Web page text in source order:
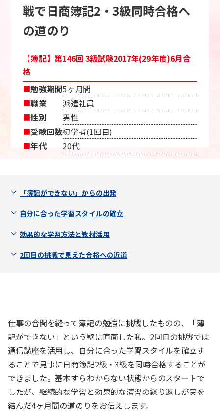
戦で日商簿記2・3級同時合格へ
の道のり
【簿記】第146回 3級試験2017年(29年度)6月合
格
■勉強期間5ヶ月間
■職業
派遣社員
■性別
男性
■受験回数初学者(1回目)
■年代 20代
「簿記ができない」からの出発
自分に合った学習スタイルの確立
効果的な学習方法と教材活用
2回目の挑戦で見えた合格への近道
仕事の合間を縫って簿記の勉強に挑戦したものの、「簿
記ができない」という壁に直面した私。2回目の挑戦では
通信講座を活用し、自分に合った学習スタイルを確立す
ることで見事に日商簿記2級・3級を同時合格することが
できました。基本すらわからない状態からのスタートで
したが、継続的な学習と効果的な演習の繰り返しが実を
結んだ4ヶ月間の道のりをお伝えします。